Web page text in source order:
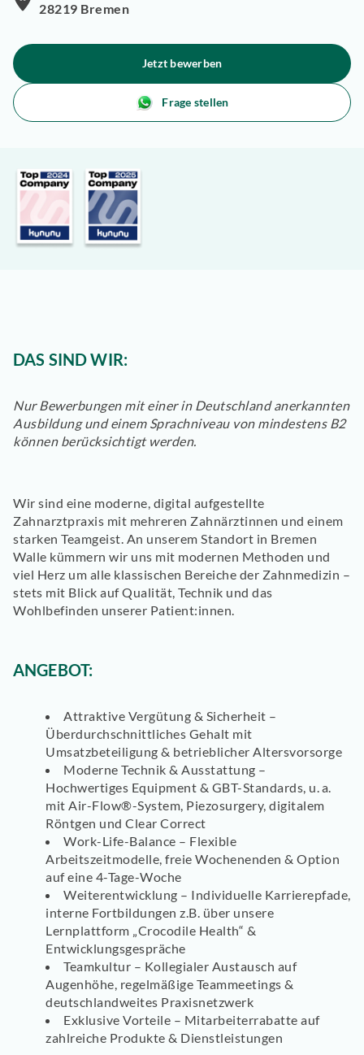
28219 Bremen
Jetzt bewerben
Frage stellen
DAS SIND WIR:
Nur Bewerbungen mit einer in Deutschland anerkannten
Ausbildung und einem Sprachniveau von mindestens B2
können berücksichtigt werden.
Wir sind eine moderne, digital aufgestellte
Zahnarztpraxis mit mehreren Zahnärztinnen und einem
starken Teamgeist. An unserem Standort in Bremen
Walle kümmern wir uns mit modernen Methoden und
viel Herz um alle klassischen Bereiche der Zahnmedizin –
stets mit Blick auf Qualität, Technik und das
Wohlbefinden unserer Patient:innen.
ANGEBOT:
Attraktive Vergütung & Sicherheit –
Überdurchschnittliches Gehalt mit
Umsatzbeteiligung & betrieblicher Altersvorsorge
Moderne Technik & Ausstattung –
Hochwertiges Equipment & GBT-Standards, u. a.
mit Air-Flow®-System, Piezosurgery, digitalem
Röntgen und Clear Correct
Work-Life-Balance – Flexible
Arbeitszeitmodelle, freie Wochenenden & Option
auf eine 4-Tage-Woche
Weiterentwicklung – Individuelle Karrierepfade,
interne Fortbildungen z.B. über unsere
Lernplattform „Crocodile Health“ &
Entwicklungsgespräche
Teamkultur – Kollegialer Austausch auf
Augenhöhe, regelmäßige Teammeetings &
deutschlandweites Praxisnetzwerk
Exklusive Vorteile – Mitarbeiterrabatte auf
zahlreiche Produkte & Dienstleistungen